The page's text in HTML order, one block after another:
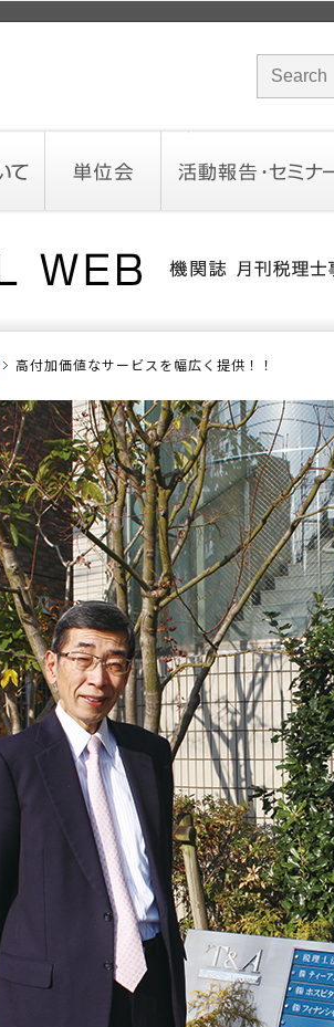
サイト内
高付加価値なサービスを幅広く提供！！